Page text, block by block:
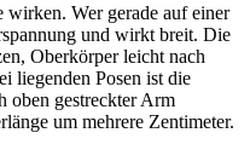
wirken. Wer gerade auf einer
und wirkt breit. Die
Oberkörper leicht nach
liegenden Posen ist die
oben gestreckter Arm
um mehrere Zentimeter.